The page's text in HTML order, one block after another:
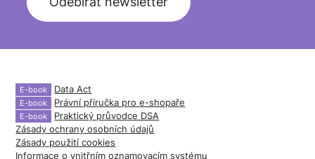
E-book Data Act
E-book Právní příručka proe-shopaře
E-book
Praktický průvodce DSA
Zásady ochrany osobních údajů
Zásady použití cookies
Informace o vnitřním oznamovacím systému